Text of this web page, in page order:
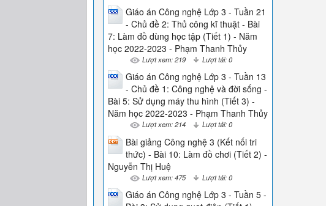
Giáo án Công nghệ Lớp 3 - Tuần 21
- Chủ đề 2: Thủ công kĩ thuật - Bài
7: Làm đồ dùng học tập (Tiết 1) - Năm
học 2022-2023 - Phạm Thanh Thủy
Lượt xem: 219 Lượt tải: 0
Giáo án Công nghệ Lớp 3 - Tuần 13
- Chủ đề 1: Công nghệ và đời sống -
Bài 5: Sử dụng máy thu hình (Tiết 3) -
Năm học 2022-2023 - Phạm Thanh Thủy
Lượt xem: 214 Lượt tải: 0
Bài giảng Công nghệ 3 (Kết nối tri
thức) - Bài 10: Làm đồ chơi (Tiết 2) -
Nguyễn Thị Huệ
Lượt xem: 475 Lượt tải: 0
Giáo án Công nghệ Lớp 3 - Tuần 5 -